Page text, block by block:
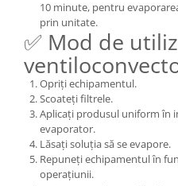
10 minute, pentru
prin unitate.
✅ Mod de
Opriți echipamentul.
Scoateți filtrele.
Aplicați produsul uniform în
evaporator.
Lăsați soluția să se evapore.
Repuneți echipamentul în
operațiunii.